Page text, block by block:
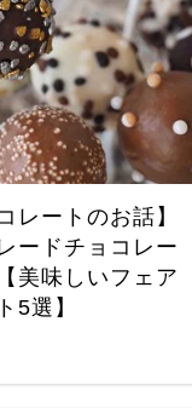
レートのお話】
ードチョコレー
美味しいフェア
5選】